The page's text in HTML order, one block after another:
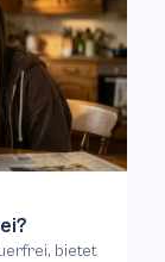
bietet